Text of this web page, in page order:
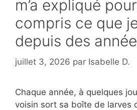
m’a expliqué
compris ce que
depuis des
juillet 3, 2026 par Isabelle D.
Chaque année, à quelques
voisin sort sa boîte de larves